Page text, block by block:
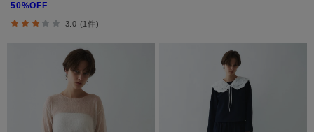
50%OFF
3.0 (1件)